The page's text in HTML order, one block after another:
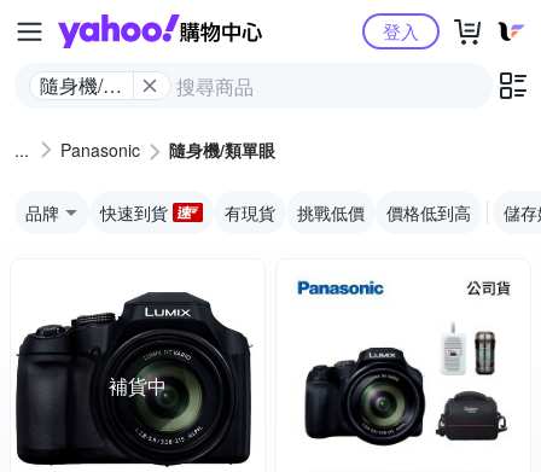
Yahoo購物中心
隨身機/類
登入
Panasonic 隨身機/類單眼
品牌 快速到貨 有現貨 挑戰低價 價格低到高 儲
補貨中